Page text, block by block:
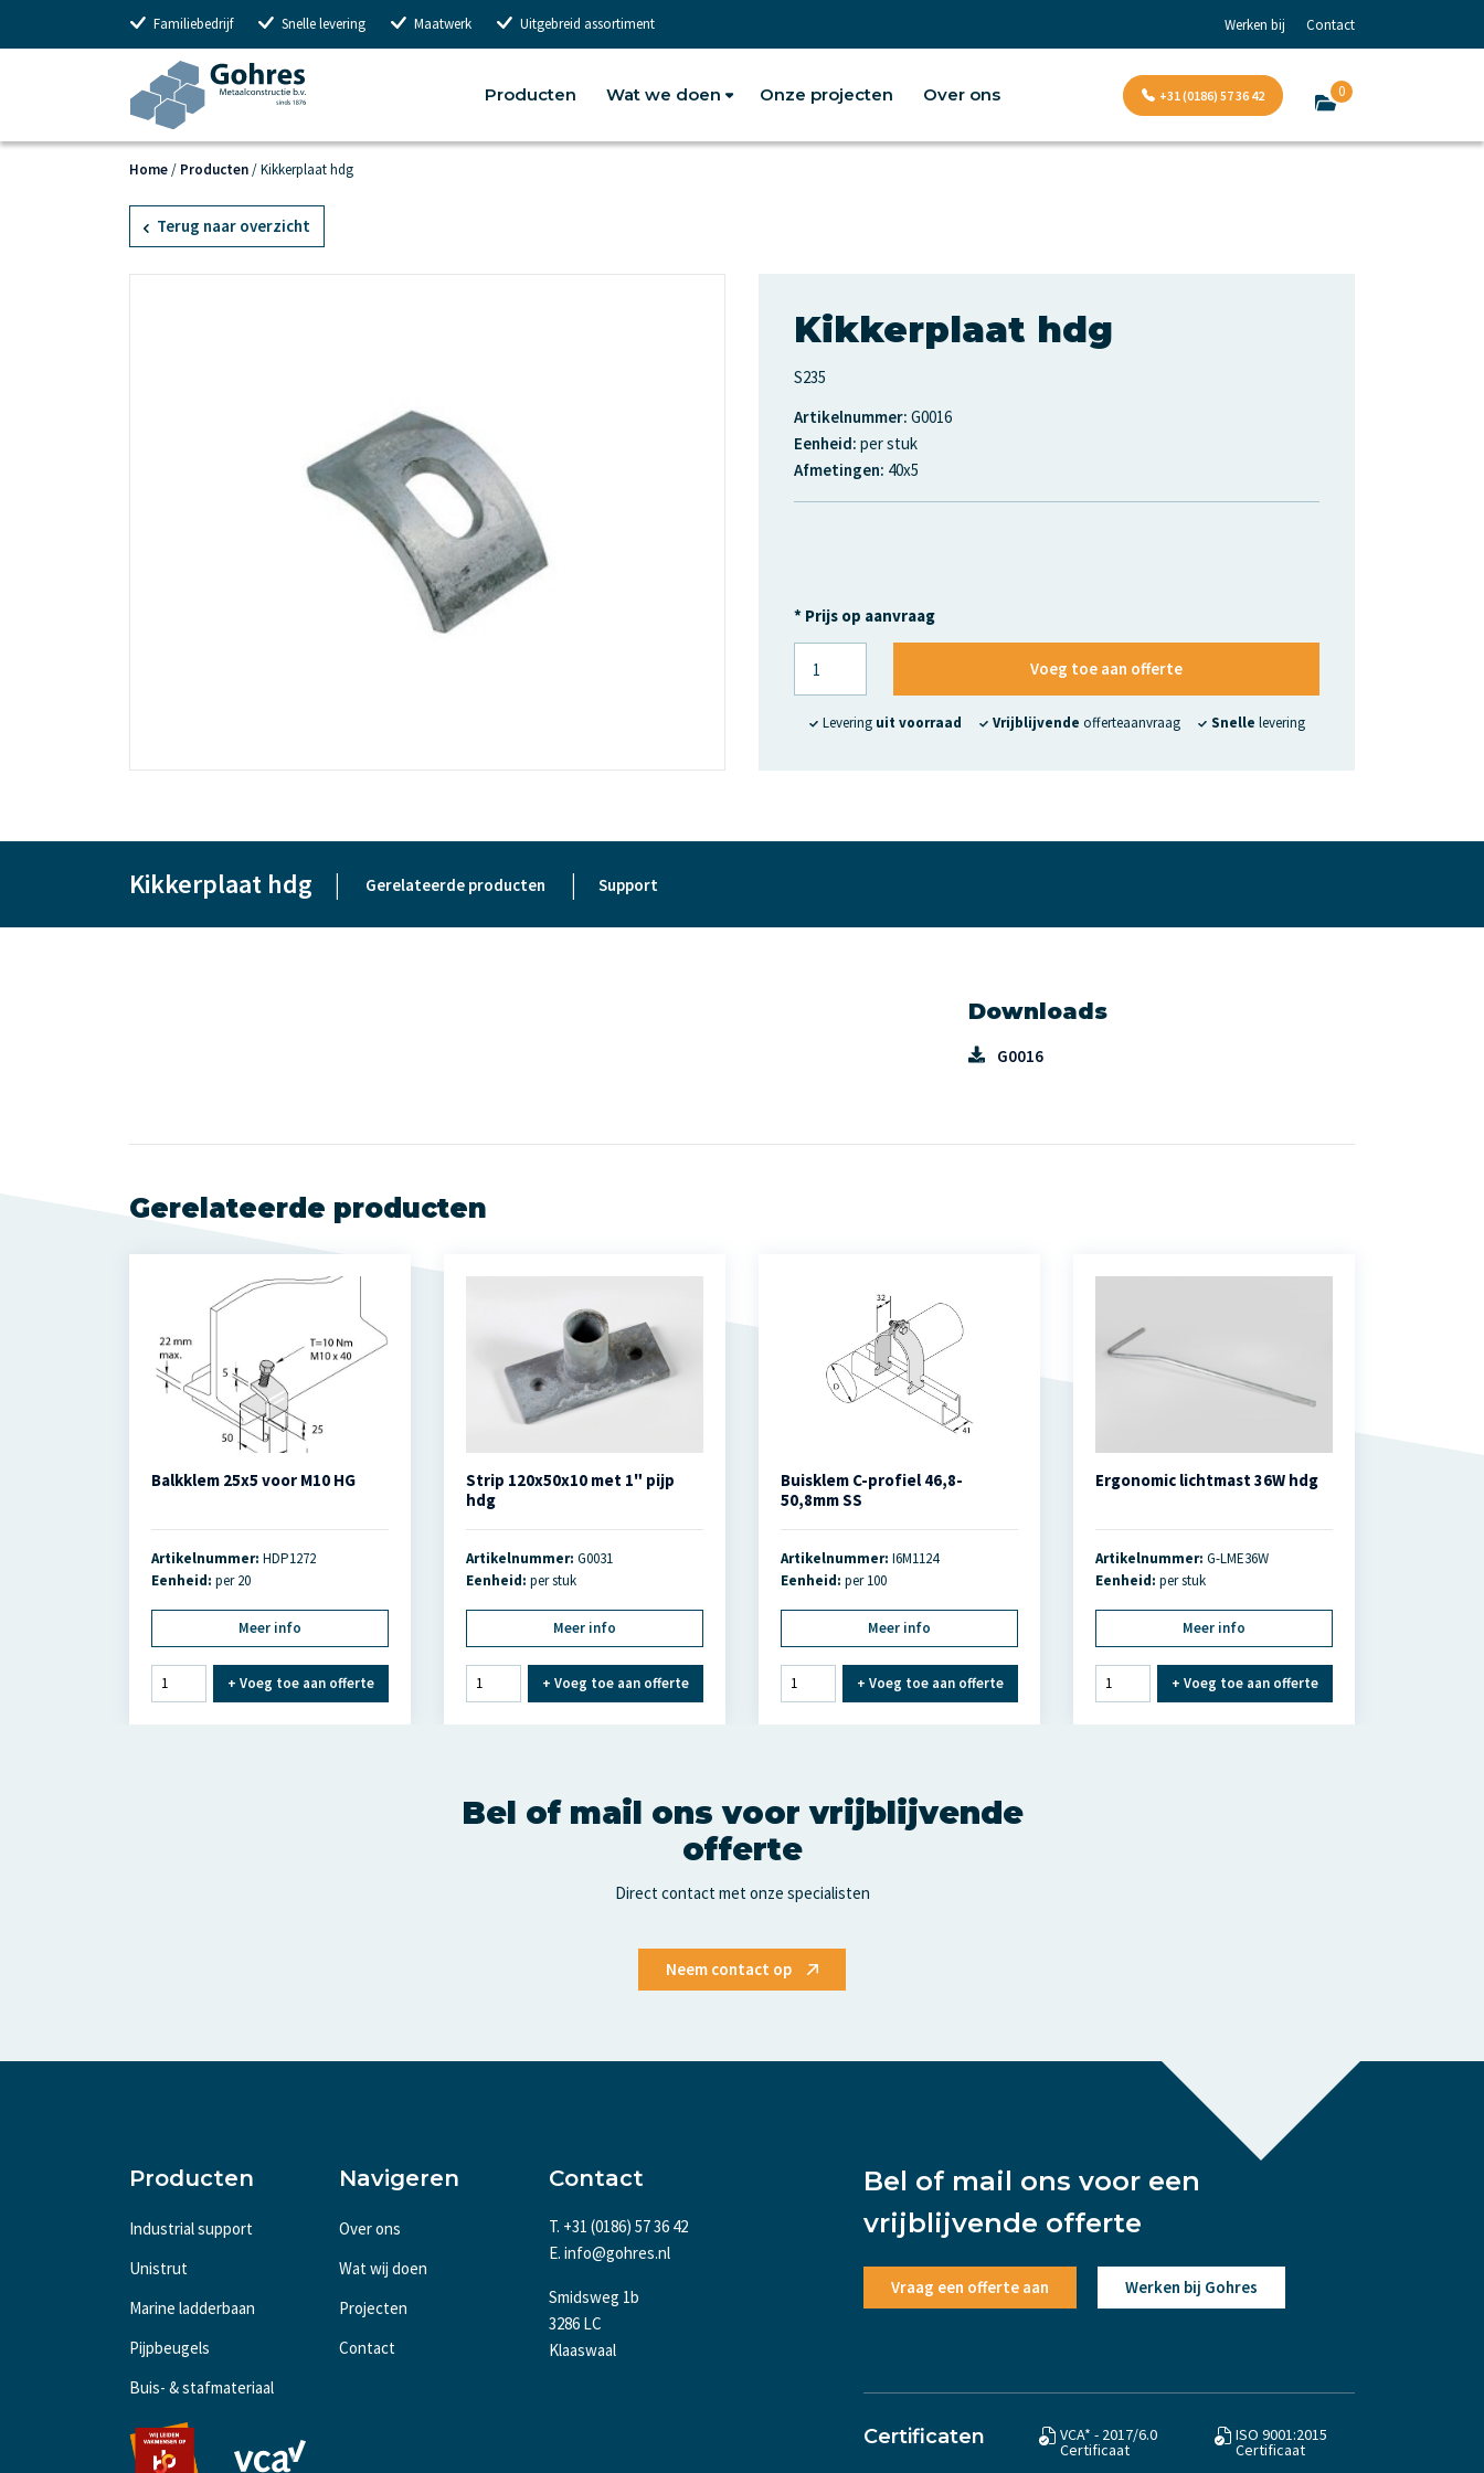
Familiebedrijf Snelle levering Maatwerk Uitgebreid assortiment Werken bij Contact
Producten Wat we doen Onze projecten Over ons +31 (0186) 57 36 42 0
Home/ Producten/Kikkerplaat hdg
Terug naar overzicht
Kikkerplaat hdg
S235
Artikelnummer: G0016
Eenheid: per stuk
Afmetingen: 40x5
* Prijs op aanvraag
Voeg toe aan offerte
Levering uit voorraad Vrijblijvende offerteaanvraag Snelle levering
Kikkerplaat hdg | Gerelateerde producten | Support
Downloads
G0016
Gerelateerde producten
Balkklem 25x5 voor M10 HG
Artikelnummer: HDP1272
Eenheid: per 20
Meer info
+ Voeg toe aan offerte
Strip 120x50x10 met 1" pijp
hdg
Artikelnummer: G0031
Eenheid: per stuk
Meer info
+ Voeg toe aan offerte
Buisklem C-profiel 46,8-
50,8mm SS
Artikelnummer: I6M1124
Eenheid: per 100
Meer info
+ Voeg toe aan offerte
Ergonomic lichtmast 36W hdg
Artikelnummer: G-LME36W
Eenheid: per stuk
Meer info
+ Voeg toe aan offerte
Bel of mail ons voor vrijblijvende
offerte
Direct contact met onze specialisten
Neem contact op
Producten
Industrial support
Unistrut
Marine ladderbaan
Pijpbeugels
Buis- & stafmateriaal
Navigeren
Over ons
Wat wij doen
Projecten
Contact
Contact
T. +31 (0186) 57 36 42
E. info@gohres.nl
Smidsweg 1b
3286 LC
Klaaswaal
Bel of mail ons voor een
vrijblijvende offerte
Vraag een offerte aan Werken bij Gohres
Certificaten VCA* - 2017/6.0
Certificaat
ISO 9001:2015
Certificaat